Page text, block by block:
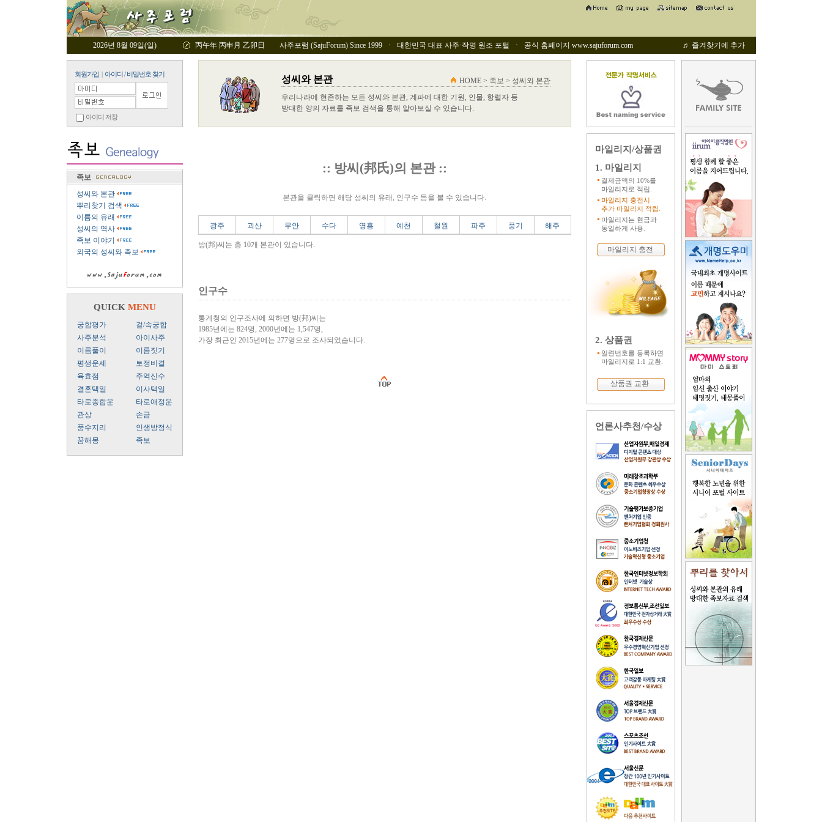
2026년 8월 09일(일) 丙午年 丙申月 乙卯日 사주포럼 (SajuForum) Since 1999 ㆍ 대한민국 대표 사주·작명 원조 포털 ㆍ 공식 홈페이지 www.sajuforum.com ♬ 즐겨찾기에 추가
회원가입| 아이디 / 비밀번호 찾기
아이디 저장
족보
성씨와 본관
뿌리찾기 검색
이름의 유래
성씨의 역사
족보 이야기
외국의 성씨와 족보
QUICK MENU
궁합평가
겉/속궁합
사주분석
아이사주
이름풀이
이름짓기
평생운세
토정비결
육효점
주역신수
결혼택일
이사택일
타로종합운
타로애정운
관상
손금
풍수지리
인생방정식
꿈해몽
족보
성씨와 본관
HOME > 족보 > 성씨와 본관
우리나라에 현존하는 모든 성씨와 본관, 계파에 대한 기원, 인물, 항렬자 등
방대한 양의 자료를 족보 검색을 통해 알아보실 수 있습니다.
:: 방씨(邦氏)의 본관 ::
본관을 클릭하면 해당 성씨의 유래, 인구수 등을 볼 수 있습니다.
광주 괴산 무안 수다 영흥 예천 철원 파주 풍기 해주
방(邦)씨는 총 10개 본관이 있습니다.
인구수
통계청의 인구조사에 의하면 방(邦)씨는
1985년에는 824명, 2000년에는 1,547명,
가장 최근인 2015년에는 277명으로 조사되었습니다.
마일리지/상품권
1. 마일리지
결제금액의 10%를
마일리지로 적립.
마일리지 충전시
추가 마일리지 적립.
마일리지는 현금과
동일하게 사용.
마일리지 충전
2. 상품권
일련번호를 등록하면
마일리지로 1:1 교환.
상품권 교환
언론사추천/수상